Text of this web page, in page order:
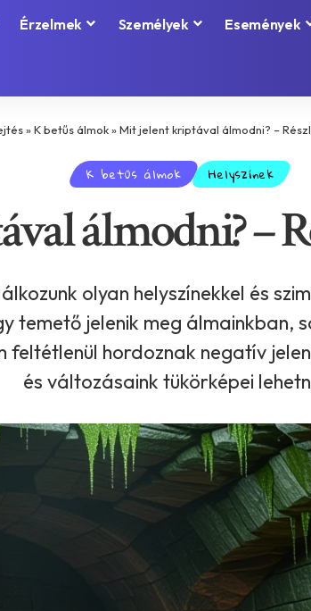
Érzelmek Személyek Események
»K betűs álmok»Mit jelent kriptával álmodni? –
K betűs álmok Helyszínek
álmodni? –
olyan helyszínekkel és
jelenik meg álmainkban,
feltétlenül hordoznak negatív
és változásaink tükörképei